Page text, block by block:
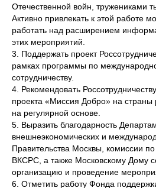
Отечественной войн, тружениками
Активно привлекать к этой работе
работать над расширением
этих мероприятий.
3. Поддержать проект
рамках программы по
сотрудничеству.
4. Рекомендовать
проекта «Миссия Добро» на страны
на регулярной основе.
5. Выразить благодарность
внешнеэкономических и
Правительства Москвы, комиссии
ВКСРС, а также Московскому Дому
организацию и проведение
6. Отметить работу Фонда